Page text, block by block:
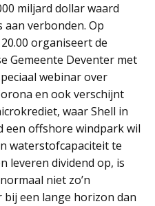
miljard dollar waard
aan verbonden. Op
organiseert de
Gemeente Deventer met
webinar over
en ook verschijnt
waar Shell in
een offshore windpark wil
waterstofcapaciteit te
leveren dividend op, is
niet zo’n
een lange horizon dan